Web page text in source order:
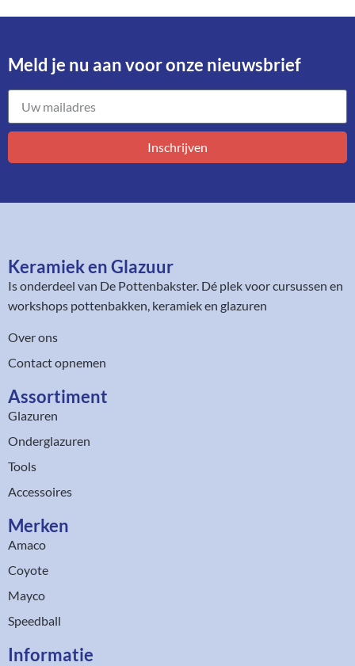
Meld je nu aan voor onze nieuwsbrief​
Inschrijven
Keramiek en Glazuur​
Is onderdeel van De Pottenbakster. Dé plek voor cursussen en
workshops pottenbakken, keramiek en glazuren
Over ons
Contact opnemen
Assortiment​
Glazuren
Onderglazuren
Tools
Accessoires
Merken
Amaco
Coyote
Mayco
Speedball
Informatie